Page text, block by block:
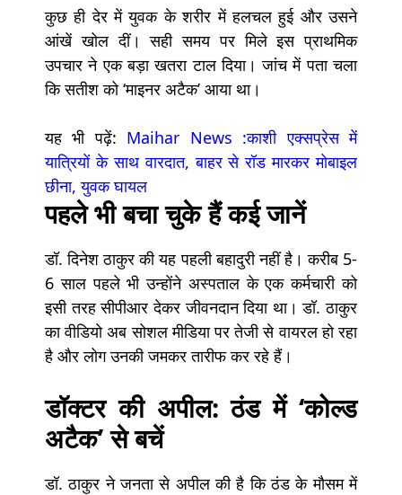
कुछ ही देर में युवक के शरीर में हलचल हुई और उसने
आंखें खोल दीं। सही समय पर मिले इस प्राथमिक
उपचार ने एक बड़ा खतरा टाल दिया। जांच में पता चला
कि सतीश को ‘माइनर अटैक’ आया था।
यह भी पढ़ें: Maihar News :काशी एक्सप्रेस में
यात्रियों के साथ वारदात, बाहर से रॉड मारकर मोबाइल
छीना, युवक घायल
पहले भी बचा चुके हैं कई जानें
डॉ. दिनेश ठाकुर की यह पहली बहादुरी नहीं है। करीब 5-
6 साल पहले भी उन्होंने अस्पताल के एक कर्मचारी को
इसी तरह सीपीआर देकर जीवनदान दिया था। डॉ. ठाकुर
का वीडियो अब सोशल मीडिया पर तेजी से वायरल हो रहा
है और लोग उनकी जमकर तारीफ कर रहे हैं।
डॉक्टर की अपील: ठंड में ‘कोल्ड
अटैक’ से बचें
डॉ. ठाकुर ने जनता से अपील की है कि ठंड के मौसम में